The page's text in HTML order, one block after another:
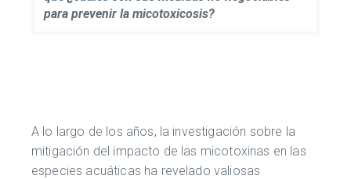
para prevenir la micotoxicosis?
A lo largo de los años, la investigación sobre la
mitigación del impacto de las micotoxinas en las
especies acuáticas ha revelado valiosas